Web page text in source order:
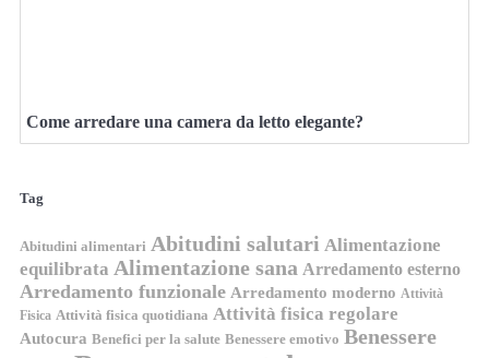
Come arredare una camera da letto elegante?
Tag
Abitudini alimentari Abitudini salutari Alimentazione
equilibrata Alimentazione sana Arredamento esterno
Arredamento funzionale Arredamento moderno Attività
Fisica Attività fisica quotidiana Attività fisica regolare
Autocura Benefici per la salute Benessere emotivo Benessere